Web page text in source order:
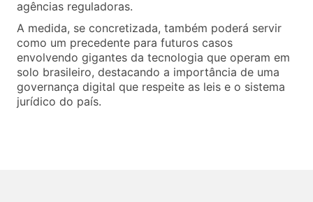
agências reguladoras.
A medida, se concretizada, também poderá servir
como um precedente para futuros casos
envolvendo gigantes da tecnologia que operam em
solo brasileiro, destacando a importância de uma
governança digital que respeite as leis e o sistema
jurídico do país.